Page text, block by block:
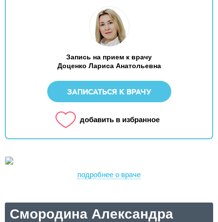
Запись на прием к врачу
Доценко Лариса Анатольевна
ЗАПИСАТЬСЯ К ВРАЧУ
добавить в избранное
подробнее о враче
Смородина Александра